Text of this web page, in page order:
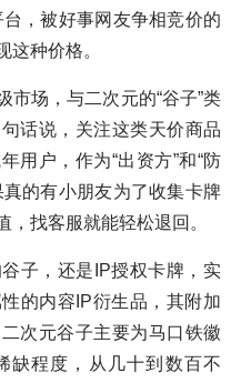
，被好事网友争相竞价的
这种价格。
市场，与二次元的“谷子”类
话说，关注这类天价商品
用户，作为“出资方”和“防
的有小朋友为了收集卡牌
找客服就能轻松退回。
子，还是IP授权卡牌，实
的内容IP衍生品，其附加
次元谷子主要为马口铁徽
缺程度，从几十到数百不